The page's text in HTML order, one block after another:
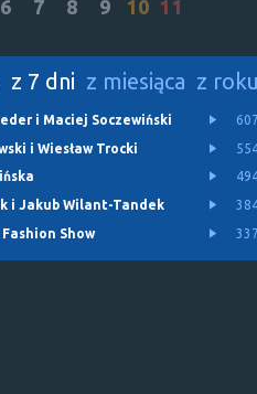
6 7 8 9 10 11
z 7 dni z miesiąca z
i Maciej Soczewiński
i Wiesław Trocki
i Jakub Wilant-Tandek
Show